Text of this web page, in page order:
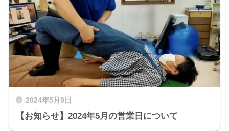
2024年5月9日
【お知らせ】2024年5月の営業日について